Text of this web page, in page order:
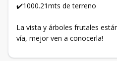
✔️1000.21mts de terreno
La vista y árboles frutales
vía, mejor ven a conocerla!